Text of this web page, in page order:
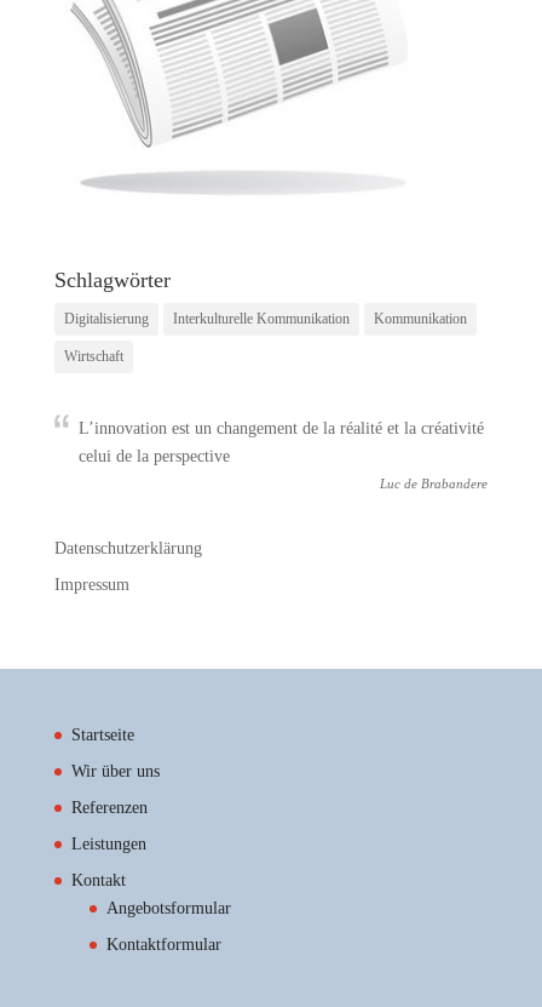
Schlagwörter
Digitalisierung Interkulturelle Kommunikation Kommunikation
Wirtschaft
L’innovation est un changement de la réalité et la créativité
celui de la perspective
Luc de Brabandere
Datenschutzerklärung
Impressum
Startseite
Wir über uns
Referenzen
Leistungen
Kontakt
Angebotsformular
Kontaktformular